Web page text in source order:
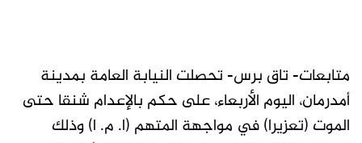
متابعات- تاق برس- تحصلت النيابة العامة بمدينة
أمدرمان، اليوم الأربعاء، على حكم بالإعدام شنقا حتى
الموت (تعزيرا) في مواجهة المتهم (ا. م. ا) وذلك